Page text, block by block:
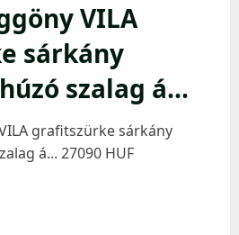
VILA
sárkány
szalag á…
grafitszürke sárkány
á... 27090 HUF